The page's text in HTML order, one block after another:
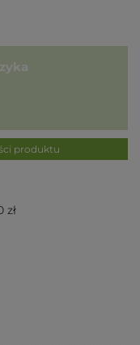
produktu
zł